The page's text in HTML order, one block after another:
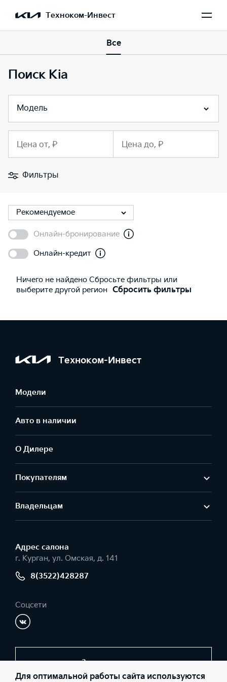
Техноком-Инвест
Все
Поиск Kia
Модель
Цена от, ₽ Цена до, ₽
Фильтры
Рекомендуемое
Онлайн-бронирование
Онлайн-кредит
Ничего не найдено Сбросьте фильтры или
выберите другой регион Сбросить фильтры
Техноком-Инвест
Модели
Авто в наличии
О Дилере
Покупателям
Владельцам
Адрес салонa
г. Курган, ул. Омская, д. 141
8(3522)428287
Соцсети
Заказать звонок
Для оптимальной работы сайта используются